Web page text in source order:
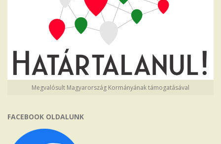
Megvalósult Magyarország Kormányának támogatásával
FACEBOOK OLDALUNK